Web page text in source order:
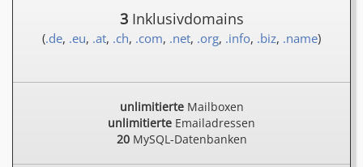
3Inklusivdomains
(.de, .eu, .at, .ch, .com, .net, .org, .info, .biz, .name)
unlimitierteMailboxen
unlimitierte Emailadressen
20MySQL-Datenbanken